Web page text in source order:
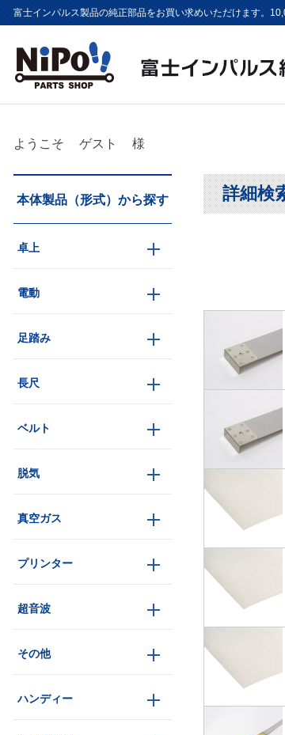
富士インパルス製品の純正部品をお買い求めいただけます。
ようこそ ゲスト 様
詳細検
本体製品（形式）から探す
卓上
電動
足踏み
長尺
ベルト
脱気
真空ガス
プリンター
超音波
その他
ハンディー